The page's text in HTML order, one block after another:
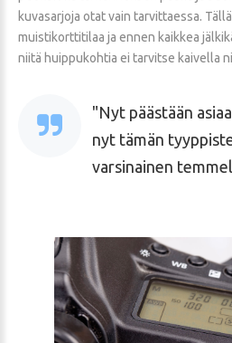
kuvasarjoja otat vain tarvittaessa.
muistikorttitilaa ja ennen kaikkea
niitä huippukohtia ei tarvitse kaivella
Nyt päästään
nyt tämän
varsinainen